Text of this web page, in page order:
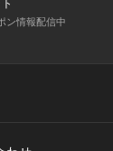
ン情報配信中